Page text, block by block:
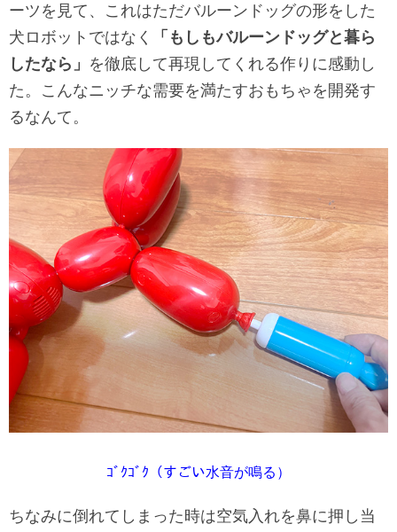
ーツを見て、これはただバルーンドッグの形をした
犬ロボットではなく
「もしもバルーンドッグと暮ら
したなら」 を徹底して再現してくれる作りに感動し
た。こんなニッチな需要を満たすおもちゃを開発す
るなんて。
ｺﾞｸｺﾞｸ（すごい水音が鳴る）
ちなみに倒れてしまった時は空気入れを鼻に押し当